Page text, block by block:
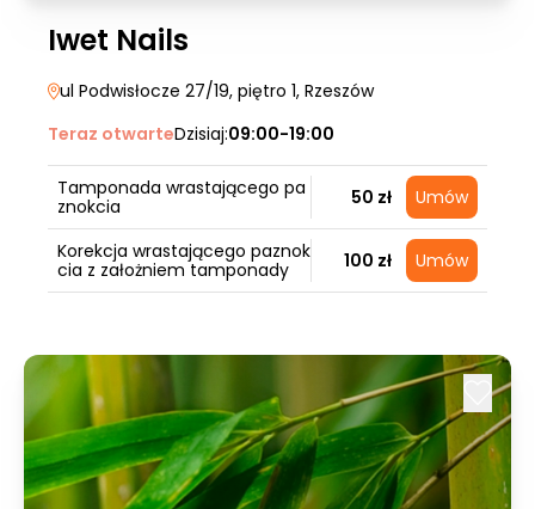
Iwet Nails
ul Podwisłocze 27/19, piętro 1, Rzeszów
Teraz otwarteDzisiaj:09:00-19:00
Tamponada wrastającego pa
znokcia
50 zł Umów
Korekcja wrastającego paznok
cia z założniem tamponady
100 zł Umów